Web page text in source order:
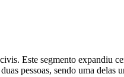
Este segmento expandiu
pessoas, sendo uma delas